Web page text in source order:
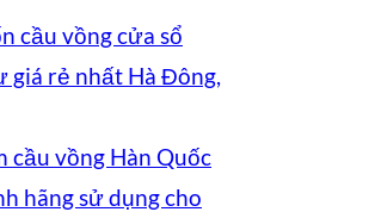
cầu vồng cửa sổ
giá rẻ nhất Hà Đông,
cầu vồng Hàn Quốc
hãng sử dụng cho